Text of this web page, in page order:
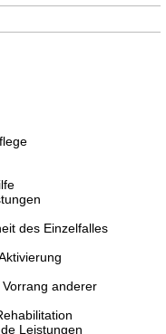
des Einzelfalles
anderer
Leistungen